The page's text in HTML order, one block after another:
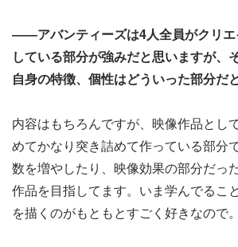
――アバンティーズは4人全員がクリエ
している部分が強みだと思いますが、
自身の特徴、個性はどういった部分だ
内容はもちろんですが、映像作品とし
めてかなり突き詰めて作っている部分
数を増やしたり、映像効果の部分だっ
作品を目指してます。いま学んでるこ
を描くのがもともとすごく好きなので。